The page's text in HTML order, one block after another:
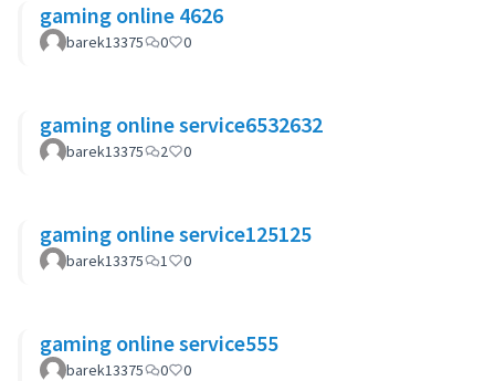
gaming online 4626
barek13375 0 0
gaming online service6532632
barek13375 2 0
gaming online service125125
barek13375 1 0
gaming online service555
barek13375 0 0